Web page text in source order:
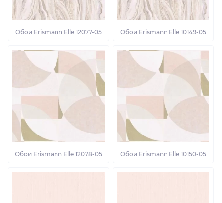
Обои Erismann Elle 12077-05 Обои Erismann Elle 10149-05
Обои Erismann Elle 12078-05 Обои Erismann Elle 10150-05